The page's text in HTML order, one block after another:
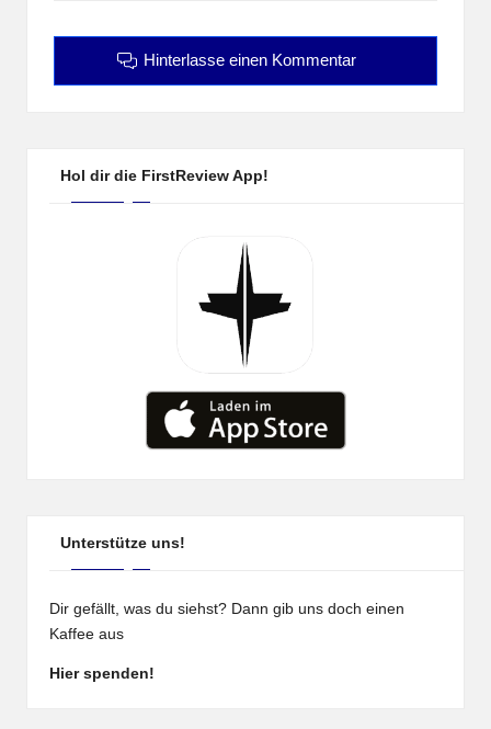
Hinterlasse einen Kommentar
Hol dir die FirstReview App!
Unterstütze uns!
Dir gefällt, was du siehst? Dann gib uns doch einen
Kaffee aus
Hier spenden!